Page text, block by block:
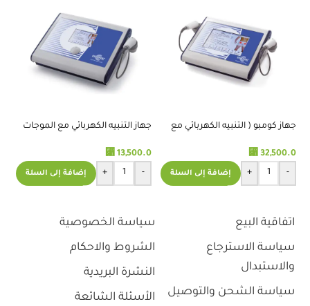
جهاز كومبو ( التنبيه الكهربائي مع
⃁ 32,500.0
-
+ إضافة إلى السلة
جهاز التنبيه الكهربائي مع الموجات
⃁ 13,500.0
-
+ إضافة إلى السلة
اتفاقية البيع
سياسة الاسترجاع
والاستبدال
سياسة الشحن والتوصيل
سياسة الخصوصية
الشروط والاحكام
النشرة البريدية
الأسئلة الشائعة